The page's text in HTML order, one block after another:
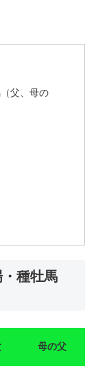
父、母の
種牡馬
母の父